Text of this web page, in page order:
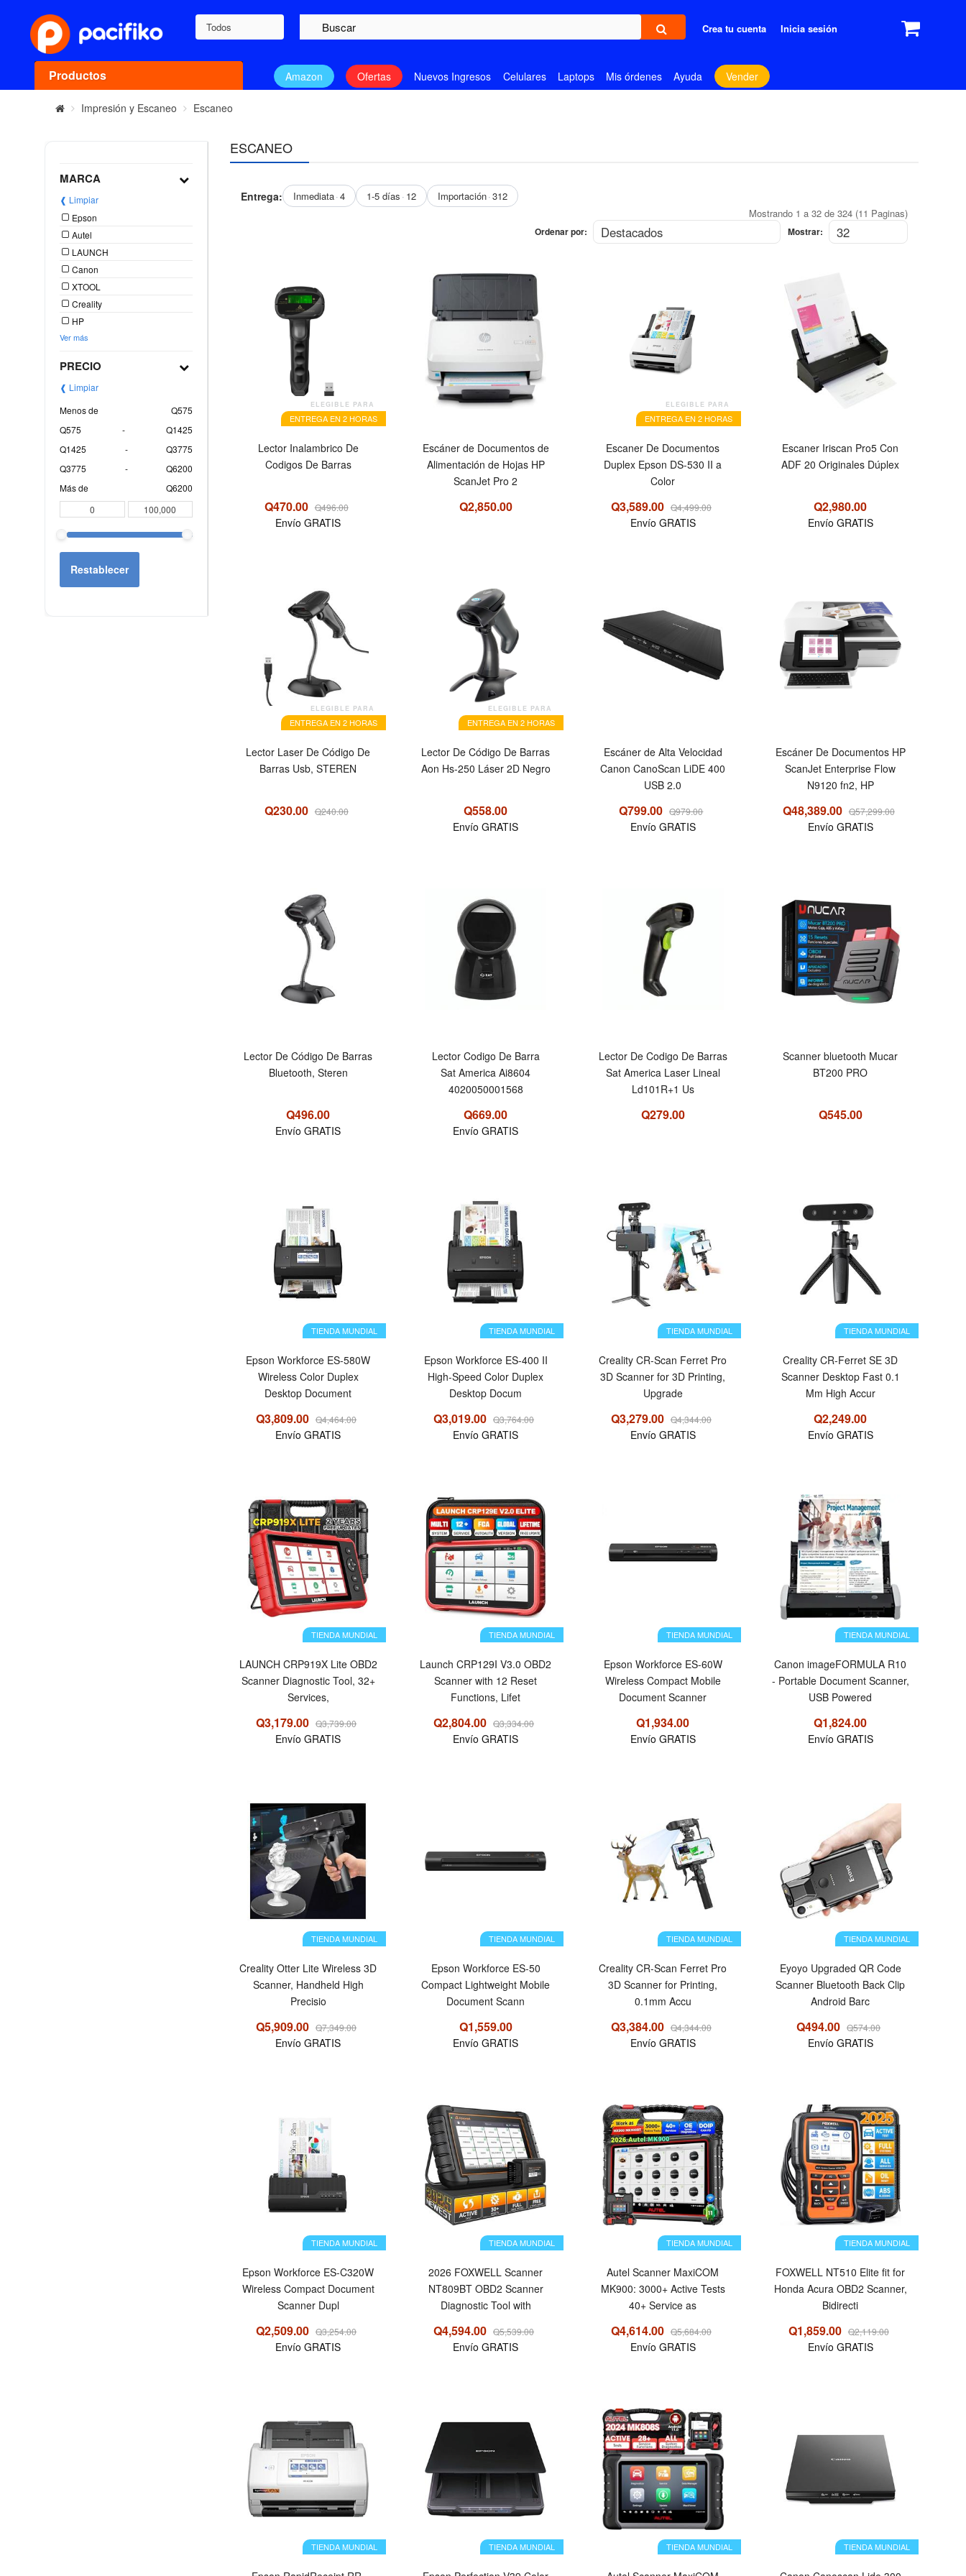
Todos Crea tu cuenta Inicia sesión
Productos Amazon Ofertas Nuevos Ingresos Celulares Laptops Mis órdenes Ayuda Vender
Impresión y Escaneo Escaneo
MARCA
❰ Limpiar
Epson
Autel
LAUNCH
Canon
XTOOL
Creality
HP
Ver más
PRECIO
❰ Limpiar
Menos de
Q575
Q575
-
Q1425
Q1425
-
Q3775
Q3775
-
Q6200
Más de
Q6200
Restablecer
ESCANEO
Entrega: Inmediata 4 1-5 días 12 Importación 312
Mostrando 1 a 32 de 324 (11 Paginas)
Ordenar por: Mostrar:
ELEGIBLE PARA
ENTREGA EN 2 HORAS
Lector Inalambrico De
Codigos De Barras
Q470.00 Q496.00
Envío GRATIS
Escáner de Documentos de
Alimentación de Hojas HP
ScanJet Pro 2
Q2,850.00
OFERTA
ELEGIBLE PARA
ENTREGA EN 2 HORAS
Escaner De Documentos
Duplex Epson DS-530 II a
Color
Q3,589.00 Q4,499.00
Envío GRATIS
Escaner Iriscan Pro5 Con
ADF 20 Originales Dúplex
Q2,980.00
Envío GRATIS
ELEGIBLE PARA
ENTREGA EN 2 HORAS
Lector Laser De Código De
Barras Usb, STEREN
Q230.00 Q240.00
ELEGIBLE PARA
ENTREGA EN 2 HORAS
Lector De Código De Barras
Aon Hs-250 Láser 2D Negro
Q558.00
Envío GRATIS
Escáner de Alta Velocidad
Canon CanoScan LiDE 400
USB 2.0
Q799.00 Q979.00
Envío GRATIS
Escáner De Documentos HP
ScanJet Enterprise Flow
N9120 fn2, HP
Q48,389.00 Q57,299.00
Envío GRATIS
Lector De Código De Barras
Bluetooth, Steren
Q496.00
Envío GRATIS
Lector Codigo De Barra
Sat America Ai8604
4020050001568
Q669.00
Envío GRATIS
Lector De Codigo De Barras
Sat America Laser Lineal
Ld101R+1 Us
Q279.00
Scanner bluetooth Mucar
BT200 PRO
Q545.00
TIENDA MUNDIAL
Epson Workforce ES-580W
Wireless Color Duplex
Desktop Document
Q3,809.00 Q4,464.00
Envío GRATIS
TIENDA MUNDIAL
Epson Workforce ES-400 II
High-Speed Color Duplex
Desktop Docum
Q3,019.00 Q3,764.00
Envío GRATIS
TIENDA MUNDIAL
Creality CR-Scan Ferret Pro
3D Scanner for 3D Printing,
Upgrade
Q3,279.00 Q4,344.00
Envío GRATIS
TIENDA MUNDIAL
Creality CR-Ferret SE 3D
Scanner Desktop Fast 0.1
Mm High Accur
Q2,249.00
Envío GRATIS
TIENDA MUNDIAL
LAUNCH CRP919X Lite OBD2
Scanner Diagnostic Tool, 32+
Services,
Q3,179.00 Q3,739.00
Envío GRATIS
OFERTA
TIENDA MUNDIAL
Launch CRP129I V3.0 OBD2
Scanner with 12 Reset
Functions, Lifet
Q2,804.00 Q3,334.00
Envío GRATIS
TIENDA MUNDIAL
Epson Workforce ES-60W
Wireless Compact Mobile
Document Scanner
Q1,934.00
Envío GRATIS
TIENDA MUNDIAL
Canon imageFORMULA R10
- Portable Document Scanner,
USB Powered
Q1,824.00
Envío GRATIS
TIENDA MUNDIAL
Creality Otter Lite Wireless 3D
Scanner, Handheld High
Precisio
Q5,909.00 Q7,349.00
Envío GRATIS
TIENDA MUNDIAL
Epson Workforce ES-50
Compact Lightweight Mobile
Document Scann
Q1,559.00
Envío GRATIS
TIENDA MUNDIAL
Creality CR-Scan Ferret Pro
3D Scanner for Printing,
0.1mm Accu
Q3,384.00 Q4,344.00
Envío GRATIS
TIENDA MUNDIAL
Eyoyo Upgraded QR Code
Scanner Bluetooth Back Clip
Android Barc
Q494.00 Q574.00
Envío GRATIS
TIENDA MUNDIAL
Epson Workforce ES-C320W
Wireless Compact Document
Scanner Dupl
Q2,509.00 Q3,254.00
Envío GRATIS
TIENDA MUNDIAL
2026 FOXWELL Scanner
NT809BT OBD2 Scanner
Diagnostic Tool with
Q4,594.00 Q5,539.00
Envío GRATIS
TIENDA MUNDIAL
Autel Scanner MaxiCOM
MK900: 3000+ Active Tests
40+ Service as
Q4,614.00 Q5,684.00
Envío GRATIS
OFERTA
TIENDA MUNDIAL
FOXWELL NT510 Elite fit for
Honda Acura OBD2 Scanner,
Bidirecti
Q1,859.00 Q2,119.00
Envío GRATIS
TIENDA MUNDIAL TIENDA MUNDIAL TIENDA MUNDIAL TIENDA MUNDIAL